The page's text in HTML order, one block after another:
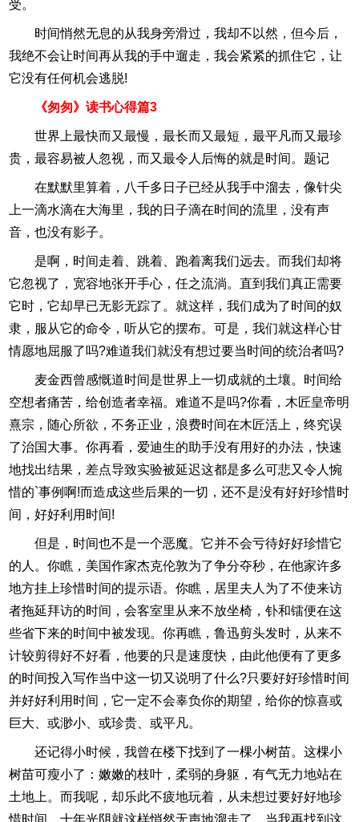
受。
时间悄然无息的从我身旁滑过，我却不以然，但今后，
我绝不会让时间再从我的手中遛走，我会紧紧的抓住它，让
它没有任何机会逃脱!
《匆匆》读书心得篇3
世界上最快而又最慢，最长而又最短，最平凡而又最珍
贵，最容易被人忽视，而又最令人后悔的就是时间。题记
在默默里算着，八千多日子已经从我手中溜去，像针尖
上一滴水滴在大海里，我的日子滴在时间的流里，没有声
音，也没有影子。
是啊，时间走着、跳着、跑着离我们远去。而我们却将
它忽视了，宽容地张开手心，任之流淌。直到我们真正需要
它时，它却早已无影无踪了。就这样，我们成为了时间的奴
隶，服从它的命令，听从它的摆布。可是，我们就这样心甘
情愿地屈服了吗?难道我们就没有想过要当时间的统治者吗?
麦金西曾感慨道时间是世界上一切成就的土壤。时间给
空想者痛苦，给创造者幸福。难道不是吗?你看，木匠皇帝明
熹宗，随心所欲，不务正业，浪费时间在木匠活上，终究误
了治国大事。你再看，爱迪生的助手没有用好的办法，快速
地找出结果，差点导致实验被延迟这都是多么可悲又令人惋
惜的`事例啊!而造成这些后果的一切，还不是没有好好珍惜时
间，好好利用时间!
但是，时间也不是一个恶魔。它并不会亏待好好珍惜它
的人。你瞧，美国作家杰克伦敦为了争分夺秒，在他家许多
地方挂上珍惜时间的提示语。你瞧，居里夫人为了不使来访
者拖延拜访的时间，会客室里从来不放坐椅，钋和镭便在这
些省下来的时间中被发现。你再瞧，鲁迅剪头发时，从来不
计较剪得好不好看，他要的只是速度快，由此他便有了更多
的时间投入写作当中这一切又说明了什么?只要好好珍惜时间
并好好利用时间，它一定不会辜负你的期望，给你的惊喜或
巨大、或渺小、或珍贵、或平凡。
还记得小时候，我曾在楼下找到了一棵小树苗。这棵小
树苗可瘦小了：嫩嫩的枝叶，柔弱的身躯，有气无力地站在
土地上。而我呢，却乐此不疲地玩着，从未想过要好好地珍
惜时间。十年光阴就这样悄然无声地溜走了。当我再找到这